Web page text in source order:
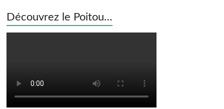
Découvrez le Poitou…